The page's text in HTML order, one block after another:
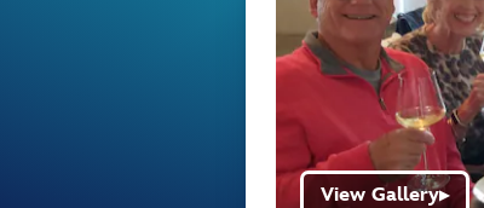
View Gallery▶